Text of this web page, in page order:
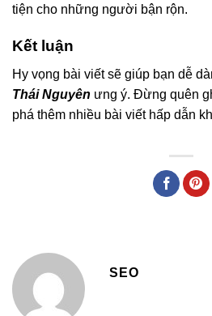
tiện cho những người bận rộn.
Kết luận
Hy vọng bài viết sẽ giúp bạn dễ
Thái Nguyên ưng ý. Đừng quên
phá thêm nhiều bài viết hấp dẫn
SEO